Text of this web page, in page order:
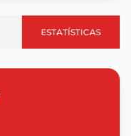
ESTATÍSTICAS